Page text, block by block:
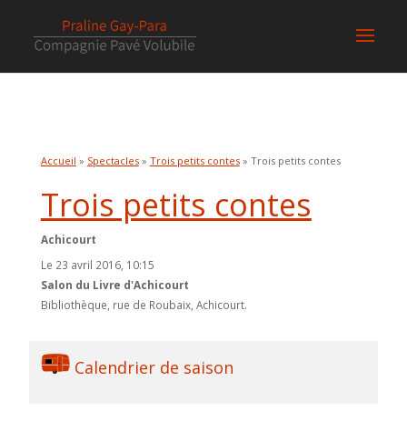
Accueil » Spectacles» Trois petits contes» Trois petits contes
Trois petits contes
Achicourt
Le 23 avril 2016, 10:15
Salon du Livre d'Achicourt
Bibliothèque, rue de Roubaix, Achicourt.
Calendrier de saison